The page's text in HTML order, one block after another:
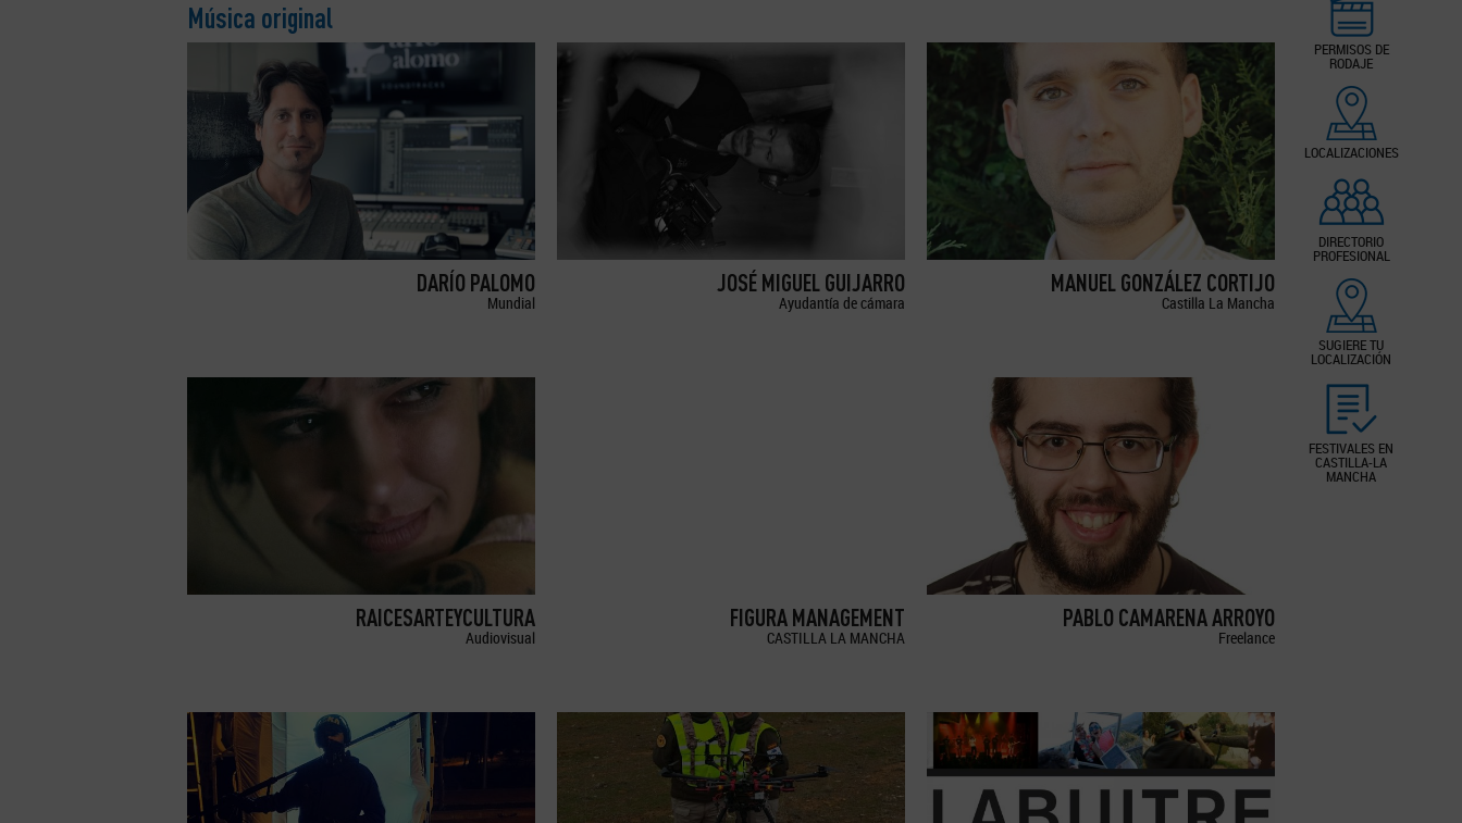
PERMISOS DE
RODAJE
LOCALIZACIONES
DIRECTORIO
PROFESIONAL
SUGIERE TU
LOCALIZACIÓN
FESTIVALES EN
CASTILLA-LA
MANCHA
Música original
DARÍO PALOMO
Mundial
JOSÉ MIGUEL GUIJARRO
Ayudantía de cámara
MANUEL GONZÁLEZ CORTIJO
Castilla La Mancha
RAICESARTEYCULTURA
Audiovisual
FIGURA MANAGEMENT
CASTILLA LA MANCHA
PABLO CAMARENA ARROYO
Freelance